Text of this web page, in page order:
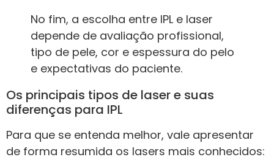
No fim, a escolha entre IPL e laser
depende de avaliação profissional,
tipo de pele, cor e espessura do pelo
e expectativas do paciente.
Os principais tipos de laser e suas
diferenças para IPL
Para que se entenda melhor, vale apresentar
de forma resumida os lasers mais conhecidos: